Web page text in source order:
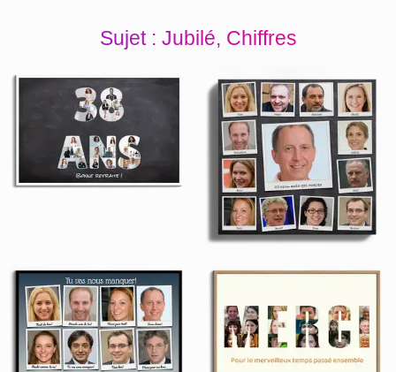
Sujet : Jubilé, Chiffres